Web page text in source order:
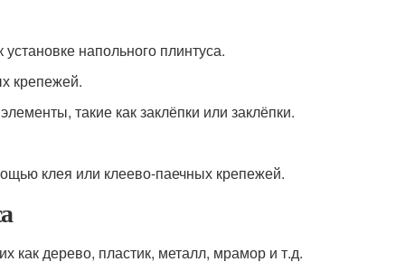
напольного плинтуса.
крепежей.
такие как заклёпки или заклёпки.
клея или клеево-паечных крепежей.
как дерево, пластик, металл, мрамор и т.д.